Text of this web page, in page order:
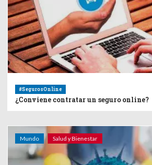
#SegurosOnline
¿Conviene contratar un seguro online?
Mundo Salud y Bienestar